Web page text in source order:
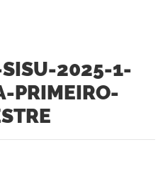
2025-1-
PRIMEIRO-